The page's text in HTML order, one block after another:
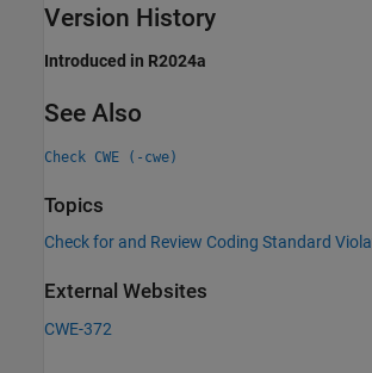
Version History
Introduced in R2024a
See Also
Check CWE (-cwe)
Topics
Check for and Review Coding Standard
External Websites
CWE-372